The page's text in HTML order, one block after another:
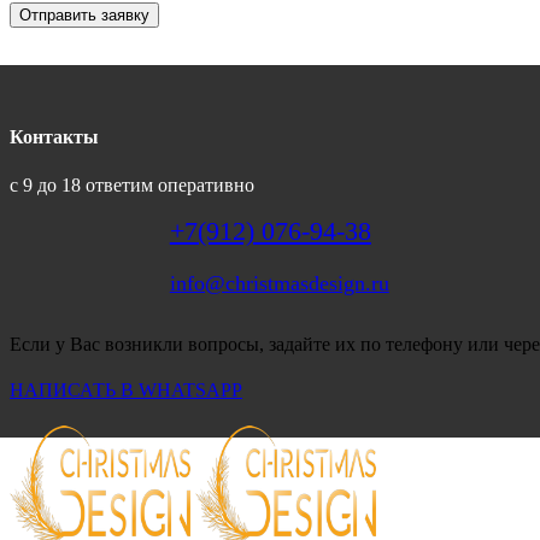
Отправить заявку
Контакты
с 9 до 18 ответим оперативно
+7(912) 076-94-38
info@christmasdesign.ru
Если у Вас возникли вопросы, задайте их по телефону или
НАПИСАТЬ В WHATSAPP